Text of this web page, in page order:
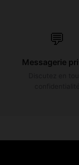
💬
Messagerie